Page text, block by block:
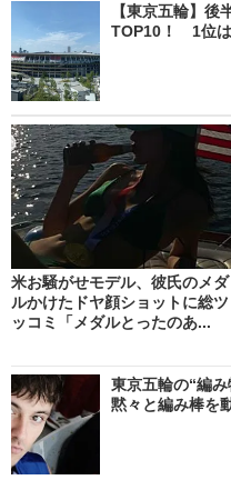
【東京五輪】
TOP10！ 1位は
米お騒がせモデル、彼氏のメダ
ルかけたドヤ顔ショットに総ツ
ッコミ「メダルとったのあ...
東京五輪の“編
黙々と編み棒を